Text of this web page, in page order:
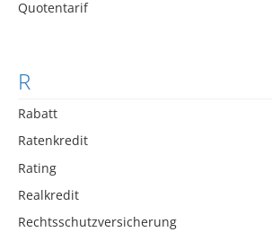
Quotentarif
R
Rabatt
Ratenkredit
Rating
Realkredit
Rechtsschutzversicherung